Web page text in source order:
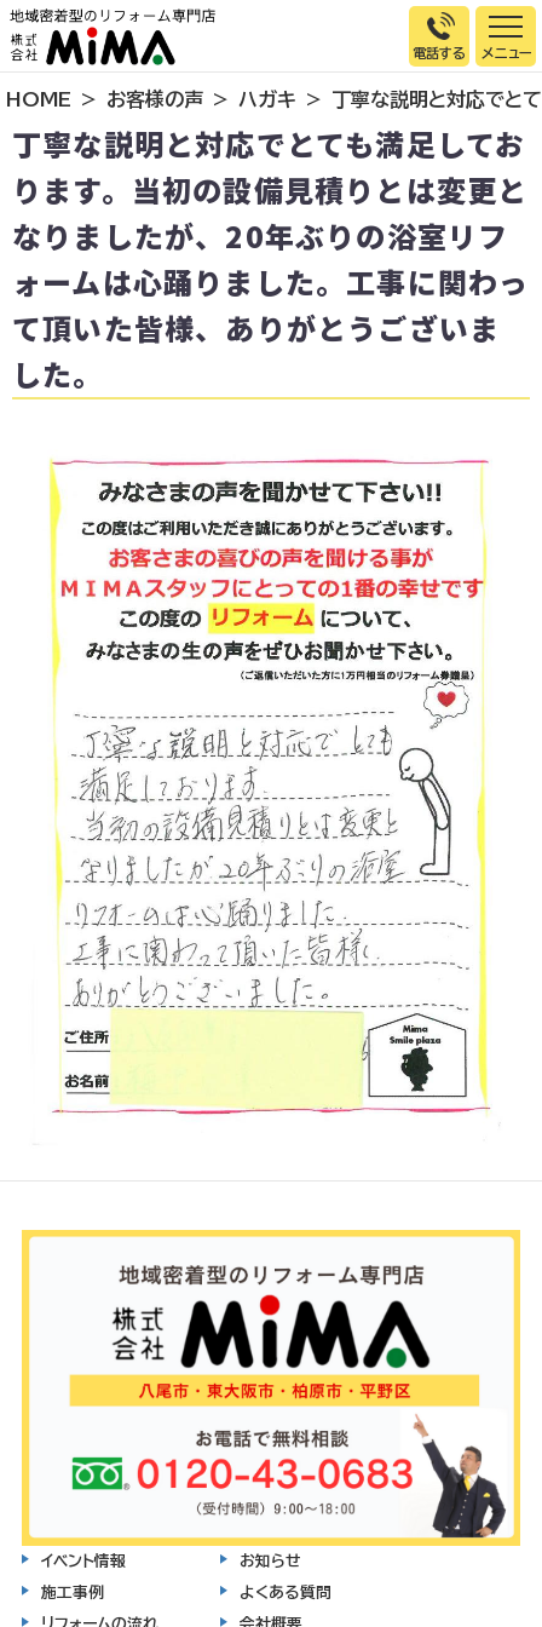
電話する
トップページ
選ばれる理由
施工事例
お客様の声
イベント情報
店舗＆モデルハウス紹介
スタッフ紹介
お知らせ
会社概要
HOME お客様の声 ハガキ 丁寧な説明と対応でと
丁寧な説明と対応でとても満足してお
ります。当初の設備見積りとは変更と
なりましたが、20年ぶりの浴室リフ
ォームは心踊りました。工事に関わっ
て頂いた皆様、ありがとうございま
した。
イベント情報
施工事例
リフォームの流れ
お知らせ
よくある質問
会社概要